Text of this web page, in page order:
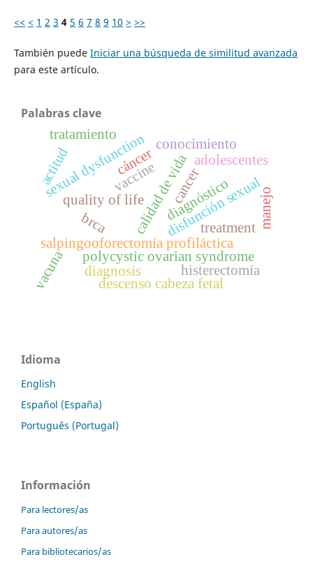
<< < 1 2 3 4 5 6 7 8 9 10 > >>
También puede Iniciar una búsqueda de similitud avanzada
para este artículo.
Palabras clave
brca
salpingooforectomía profiláctica
calidad de vidadisfunción sexual
polycystic ovarian syndrome
quality of life
sexual dysfunction
vacuna
conocimiento
actitud adolescentes
vaccine
histerectomía
diagnóstico
diagnosis
cáncer
manejo
tratamiento
cancer
treatment
descenso cabeza fetal
Idioma
English
Español (España)
Português (Portugal)
Información
Para lectores/as
Para autores/as
Para bibliotecarios/as